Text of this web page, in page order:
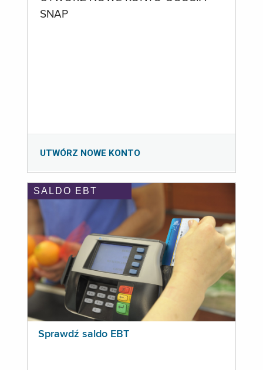
SNAP
UTWÓRZ NOWE KONTO
SALDO EBT
Sprawdź saldo EBT